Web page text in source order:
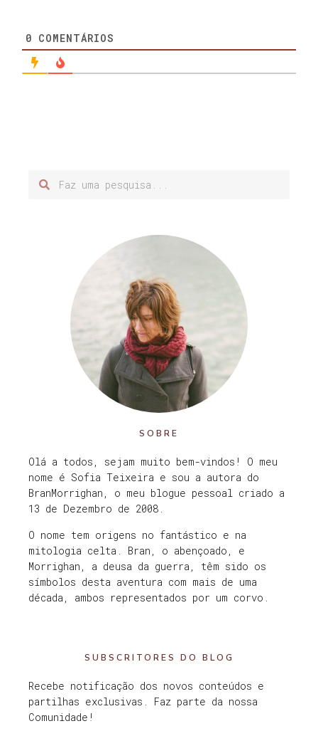
0 COMENTÁRIOS
SOBRE
Olá a todos, sejam muito bem-vindos! O meu
nome é Sofia Teixeira e sou a autora do
BranMorrighan, o meu blogue pessoal criado a
13 de Dezembro de 2008.
O nome tem origens no fantástico e na
mitologia celta. Bran, o abençoado, e
Morrighan, a deusa da guerra, têm sido os
símbolos desta aventura com mais de uma
década, ambos representados por um corvo.
SUBSCRITORES DO BLOG
Recebe notificação dos novos conteúdos e
partilhas exclusivas. Faz parte da nossa
Comunidade!